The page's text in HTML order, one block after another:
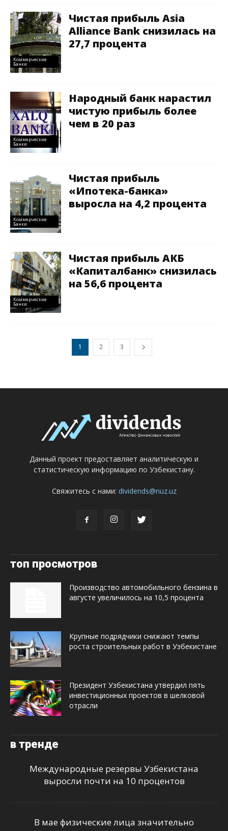
Коммерческие
Банки
Чистая прибыль Asia
Alliance Bank снизилась на
27,7 процента
Коммерческие
Банки
Народный банк нарастил
чистую прибыль более
чем в 20 раз
Коммерческие
Банки
Чистая прибыль
«Ипотека-банка»
выросла на 4,2 процента
Коммерческие
Банки
Чистая прибыль АКБ
«Капиталбанк» снизилась
на 56,6 процента
1 2 3
Данный проект предоставляет аналитическую и
статистическую информацию по Узбекистану.
Свяжитесь с нами: dividends@nuz.uz
топ просмотров
Производство автомобильного бензина в
августе увеличилось на 10,5 процента
Крупные подрядчики снижают темпы
роста строительных работ в Узбекистане
Президент Узбекистана утвердил пять
инвестиционных проектов в шелковой
отрасли
в тренде
Международные резервы Узбекистана
выросли почти на 10 процентов
В мае физические лица значительно